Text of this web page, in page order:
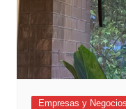
Empresas y Negocios